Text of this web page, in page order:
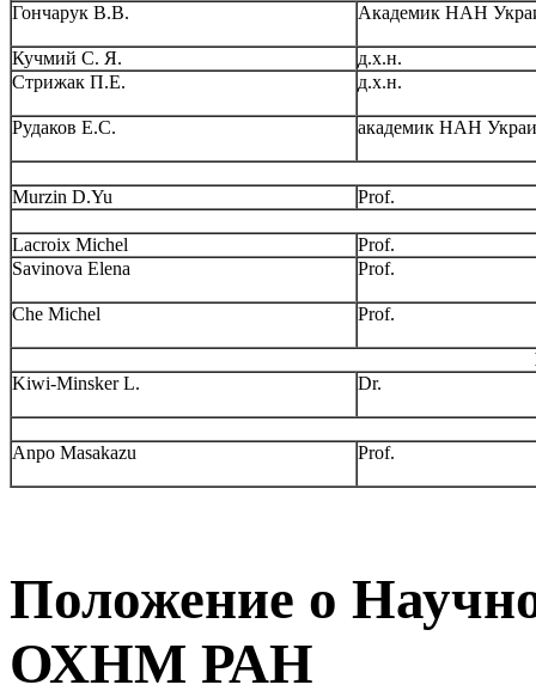
Гончарук В.В. Академик НАН
Кучмий С. Я.
д.х.н.
Стрижак П.Е.
д.х.н.
Рудаков Е.С. академик НАН
Murzin D.Yu
Prof.
Lacroix Michel
Prof.
Savinova Elena
Prof.
Che Michel Prof.
Kiwi-Minsker L.
Dr.
Anpo Masakazu Prof.
Положение о
ОХНМ РАН